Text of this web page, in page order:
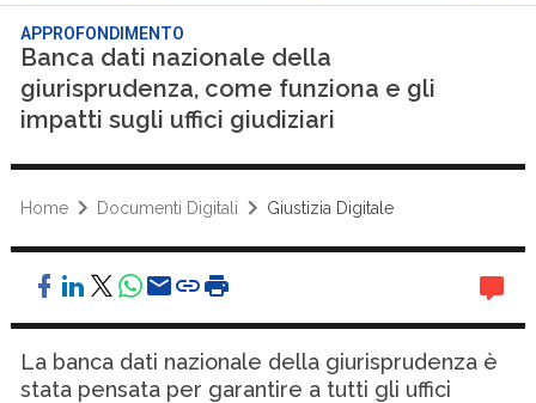
APPROFONDIMENTO
Banca dati nazionale della
giurisprudenza, come funziona e gli
impatti sugli uffici giudiziari
Home Documenti Digitali Giustizia Digitale
La banca dati nazionale della giurisprudenza è
stata pensata per garantire a tutti gli uffici